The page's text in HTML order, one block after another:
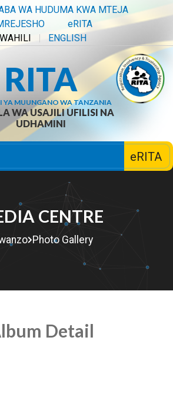
WA HUDUMA KWA MTEJA
eRITA
ENGLISH
RITA
YA MUUNGANO WA TANZANIA
WA USAJILI UFILISI NA
UDHAMINI
eRITA
CENTRE
Photo Gallery
Detail